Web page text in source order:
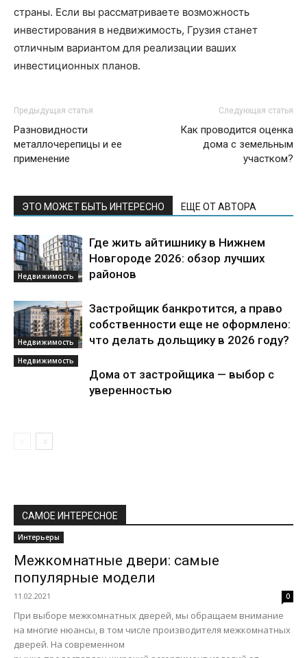
страны. Если вы рассматриваете возможность
инвестирования в недвижимость, Грузия станет
отличным вариантом для реализации ваших
инвестиционных планов.
Предыдущая статья
Разновидности
металлочерепицы и ее
применение
Следующая статья
Как проводится оценка
дома с земельным
участком?
ЭТО МОЖЕТ БЫТЬ ИНТЕРЕСНО ЕЩЕ ОТ АВТОРА
Недвижимость
Где жить айтишнику в Нижнем
Новгороде 2026: обзор лучших
районов
Недвижимость
Застройщик банкротится, а право
собственности еще не оформлено:
что делать дольщику в 2026 году?
Недвижимость
Дома от застройщика — выбор с
уверенностью
САМОЕ ИНТЕРЕСНОЕ
Интерьеры
Межкомнатные двери: самые
популярные модели
11.02.2021 0
При выборе межкомнатных дверей, мы обращаем внимание
на многие нюансы, в том числе производителя межкомнатных
дверей. На современном